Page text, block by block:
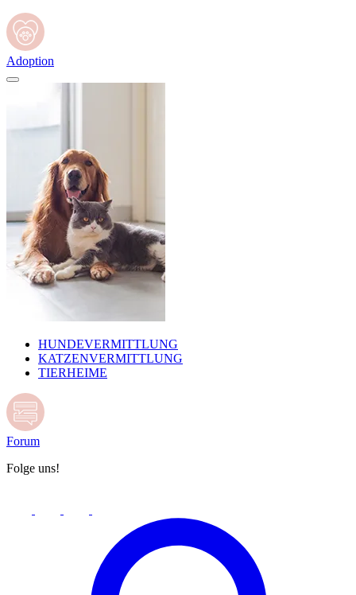
Adoption
HUNDEVERMITTLUNG
KATZENVERMITTLUNG
TIERHEIME
Forum
Folge uns!